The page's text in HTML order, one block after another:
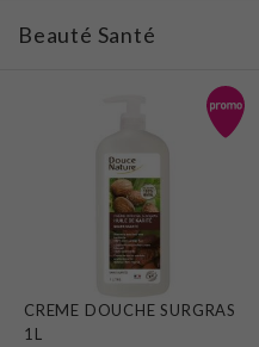
Beauté Santé
CREME DOUCHE SURGRAS
1L